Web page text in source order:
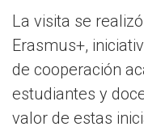
La visita se
Erasmus+,
de cooperación
estudiantes y
valor de estas